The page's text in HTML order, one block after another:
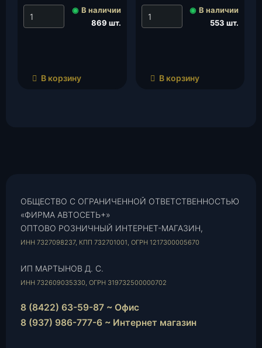
◉ В наличии
869 шт.
В корзину
◉ В наличии
553 шт.
В корзину
ОБЩЕСТВО С ОГРАНИЧЕННОЙ ОТВЕТСТВЕННОСТЬЮ
«ФИРМА АВТОСЕТЬ+»
ОПТОВО РОЗНИЧНЫЙ ИНТЕРНЕТ-МАГАЗИН,
ИНН 7327098237, КПП 732701001, ОГРН 1217300005670
ИП МАРТЫНОВ Д. С.
ИНН 732609035330, ОГРН 319732500000702
8 (8422) 63-59-87 ~ Офис
8 (937) 986-777-6 ~ Интернет магазин